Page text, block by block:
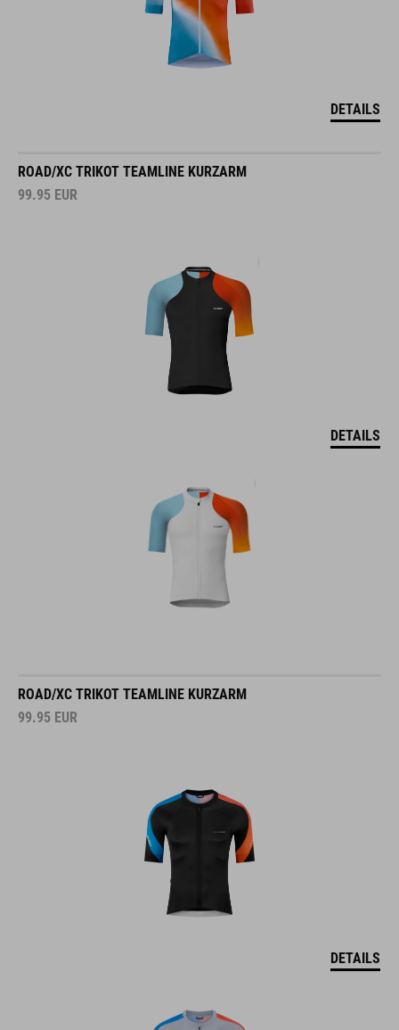
DETAILS
ROAD/XC TRIKOT TEAMLINE KURZARM
99.95 EUR
DETAILS
ROAD/XC TRIKOT TEAMLINE KURZARM
99.95 EUR
DETAILS